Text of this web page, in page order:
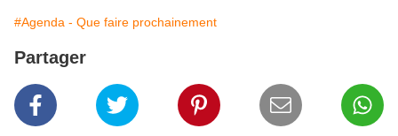
#Agenda - Que faire prochainement
Partager